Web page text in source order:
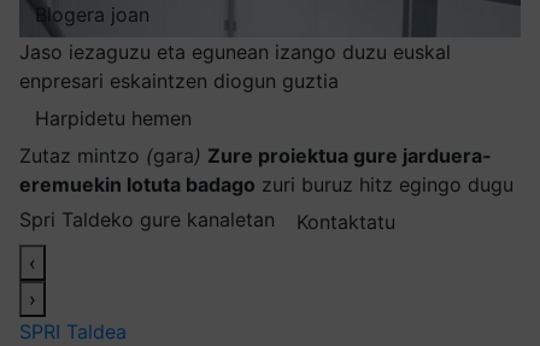
Blogera joan
Jaso iezaguzu eta egunean izango duzu euskal
enpresari eskaintzen diogun guztia
Harpidetu hemen
Zutaz mintzo (gara) Zure proiektua gure jarduera-
eremuekin lotuta badago zuri buruz hitz egingo dugu
Spri Taldeko gure kanaletan
Kontaktatu
‹
›
SPRI Taldea